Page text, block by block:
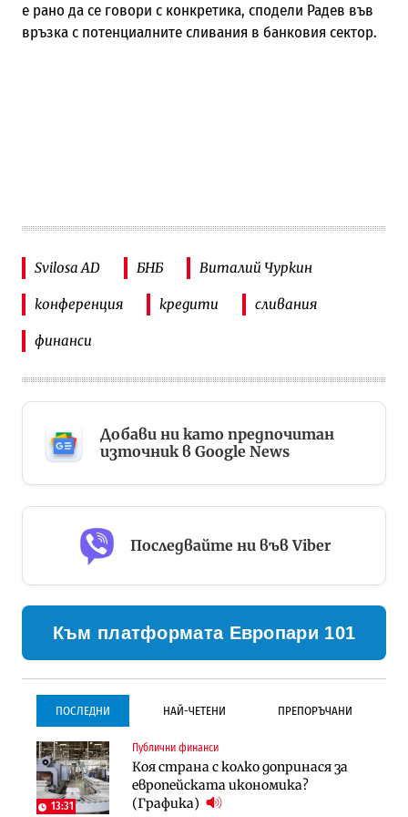
е рано да се говори с конкретика, сподели Радев във
връзка с потенциалните сливания в банковия сектор.
Svilosa AD БНБ Виталий Чуркин
конференция кредити сливания
финанси
Добави ни като предпочитан
източник в Google News
Последвайте ни във Viber
Към платформата Европари 101
ПОСЛЕДНИ НАЙ-ЧЕТЕНИ ПРЕПОРЪЧАНИ
13:31
Публични финанси
Коя страна с колко допринася за
европейската икономика?
(Графика)
Инфраструктура
Проектирането на тунела под
Петрохан ще върви паралелно с
екологичните оценки
Инфраструктура
Проектирането на тунела под
Петрохан ще върви паралелно с
екологичните оценки